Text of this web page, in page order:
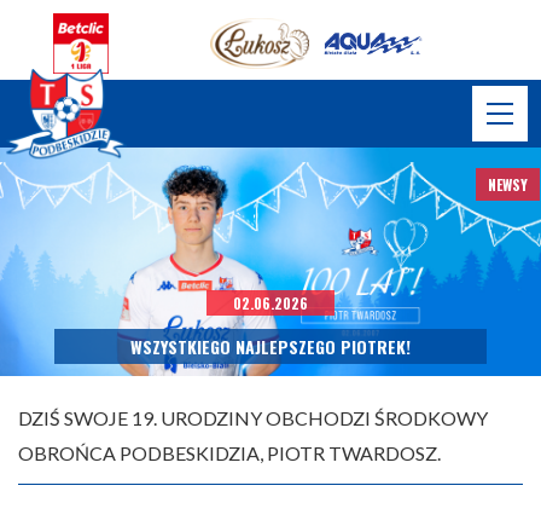
NEWSY
02.06.2026
WSZYSTKIEGO NAJLEPSZEGO PIOTREK!
DZIŚ SWOJE 19. URODZINY OBCHODZI ŚRODKOWY
OBROŃCA PODBESKIDZIA, PIOTR TWARDOSZ.